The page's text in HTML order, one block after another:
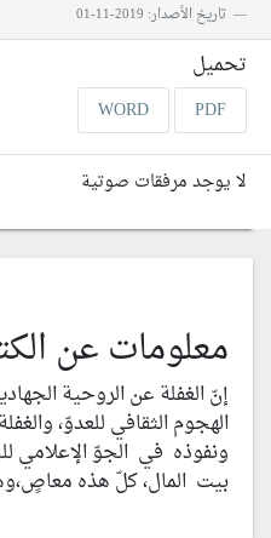
تاريخ الأصدار: 2019-11-01
تحميل
PDF
WORD
لا يوجد مرفقات صوتية
معلومات عن
إنّ الغفلة عن الروحية
الهجوم الثقافي للعدوّ،
ونفوذه في الجوّ الإعلامي
بيت المال، كلّ هذه